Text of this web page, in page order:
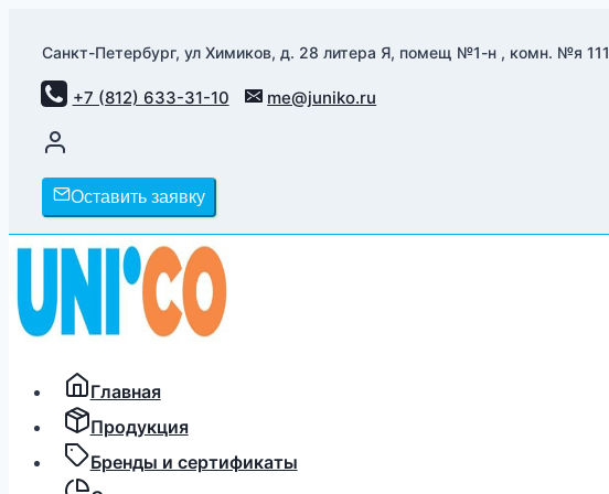
содержимому
Санкт-Петербург, ул Химиков, д. 28 литера Я, помещ №1-н , комн. №я 111
+7 (812) 633-31-10 me@juniko.ru
Оставить заявку
Главная
Продукция
Бренды и сертификаты